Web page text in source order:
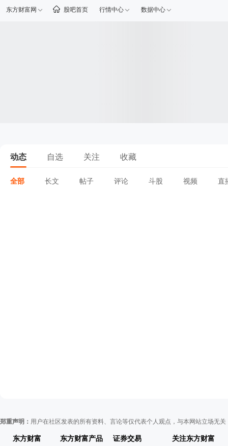
东方财富网 股吧首页 行情中心 数据中心
动态 自选 关注 收藏
全部 长文 帖子 评论 斗股 视频 直
郑重声明： 用户在社区发表的所有资料、言论等仅代表个人观点，与本网站立场无
东方财富 东方财富产品 证券交易 关注东方财富